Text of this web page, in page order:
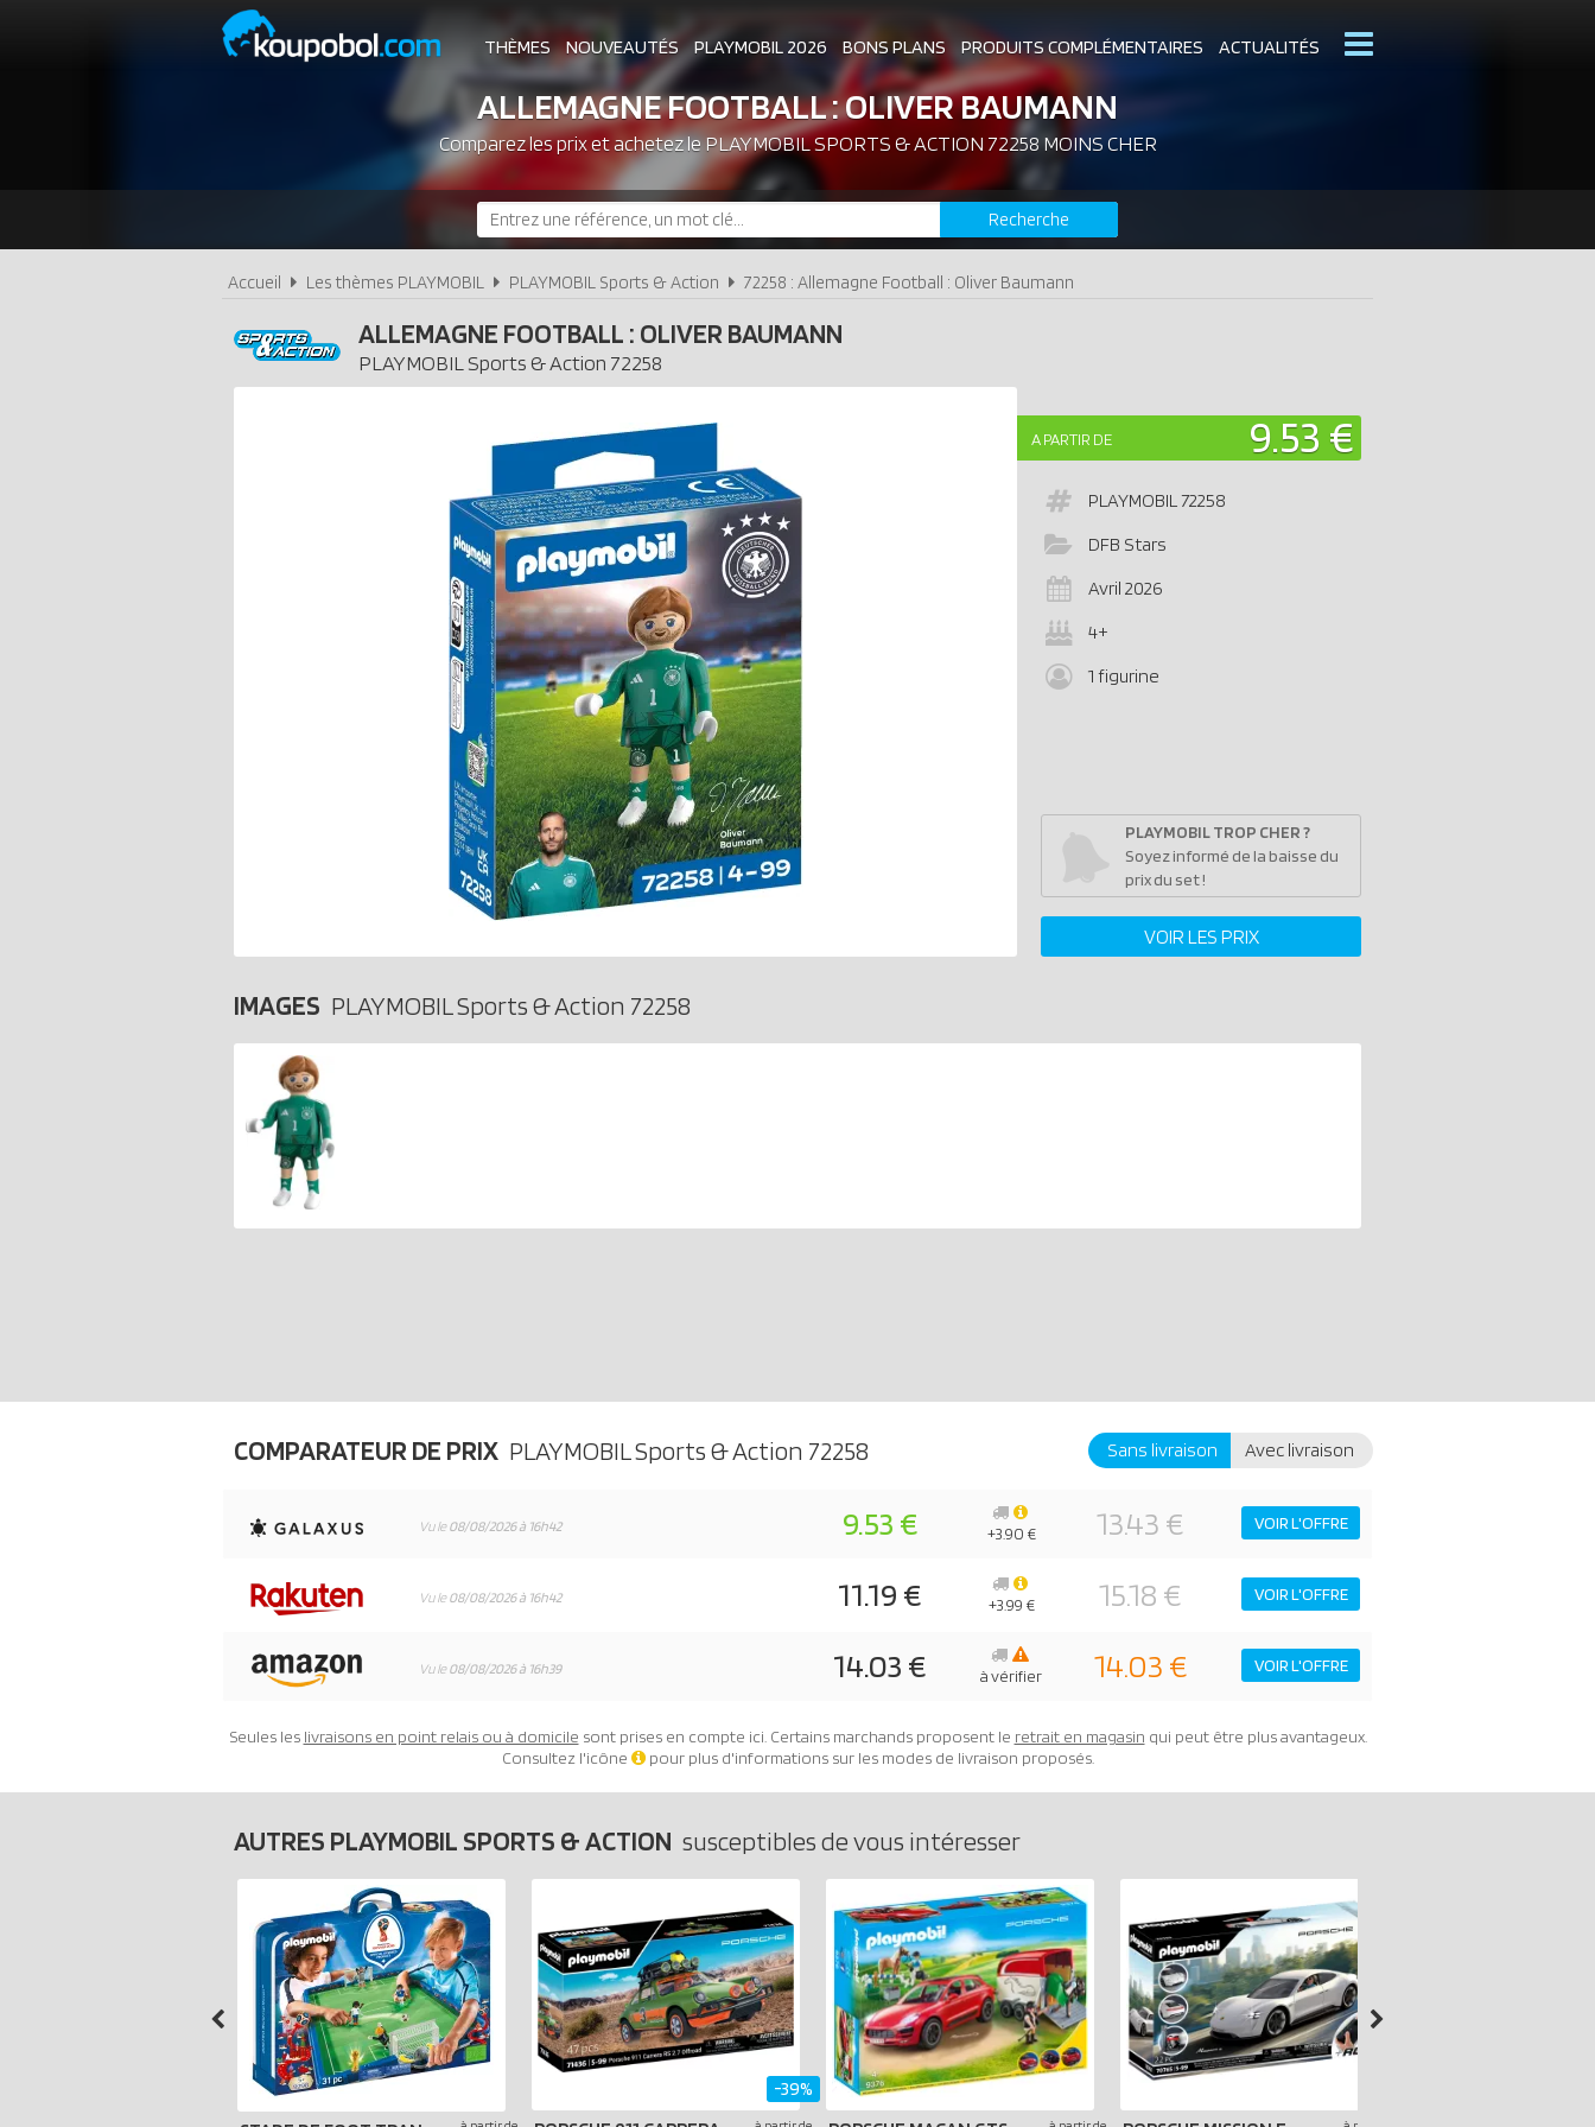
THÈMES NOUVEAUTÉS PLAYMOBIL 2026 BONS PLANS PRODUITS COMPLÉMENTAIRES ACTUALITÉS
ASSOCIATIONS DE FANS EXPOSITIONS PLAYMOBIL CATALOGUES PLAYMOBIL
LES PLAYMOBIL LES PLUS CHERS DERNIERS PLAYMOBIL AJOUTÉS
ALLEMAGNE FOOTBALL : OLIVER BAUMANN
Comparez les prix et achetez lePLAYMOBIL SPORTS & ACTION 72258 MOINS CHER
Recherche
Accueil Les thèmes PLAYMOBIL PLAYMOBIL Sports & Action 72258 : Allemagne Football : Oliver Baumann
ALLEMAGNE FOOTBALL : OLIVER BAUMANN
PLAYMOBIL Sports & Action 72258
A PARTIR DE 9.53 €
PLAYMOBIL72258
DFB Stars
Avril 2026
4+
1 figurine
PLAYMOBIL TROP CHER ?
Soyez informé de la baisse du
prix du set !
VOIR LES PRIX
IMAGES PLAYMOBIL Sports & Action 72258
COMPARATEUR DE PRIX PLAYMOBIL Sports & Action 72258 Sans livraison Avec livraison
Vu le08/08/2026 à 16h42 9.53 € 13.43 € VOIR L'OFFRE
+3.90 €
Vu le08/08/2026 à 16h42 11.19 € 15.18 € VOIR L'OFFRE
+3.99 €
Vu le08/08/2026 à 16h39 14.03 € 14.03 € VOIR L'OFFRE
à vérifier
Seules les livraisons en point relais ou à domicile sont prises en compte ici. Certains marchands proposent le retrait en magasin qui peut être plus avantageux.
Consultez l'icône
pour plus d'informations sur les modes de livraison proposés.
AUTRES PLAYMOBIL SPORTS & ACTION susceptibles de vous intéresser
-39%